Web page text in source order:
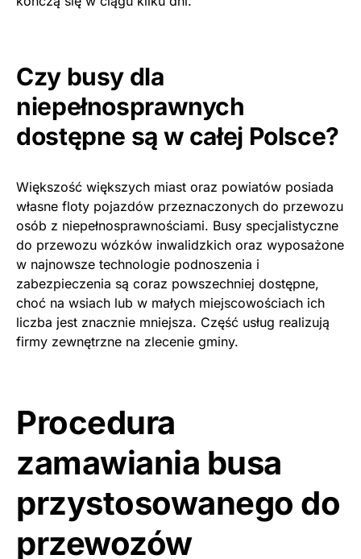
Czy busy dla
niepełnosprawnych
dostępne są w całej Polsce?
Większość większych miast oraz powiatów posiada
własne floty pojazdów przeznaczonych do przewozu
osób z niepełnosprawnościami. Busy specjalistyczne
do przewozu wózków inwalidzkich oraz wyposażone
w najnowsze technologie podnoszenia i
zabezpieczenia są coraz powszechniej dostępne,
choć na wsiach lub w małych miejscowościach ich
liczba jest znacznie mniejsza. Część usług realizują
firmy zewnętrzne na zlecenie gminy.
Procedura
zamawiania busa
przystosowanego do
przewozów